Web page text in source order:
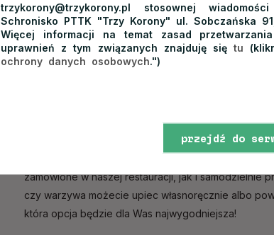
gryczaną i boczkiem.
Wiata grillowa –
Dla tych Gości naszego schroniska, którzy cenią
Przestronna, drewniana wiata, otoczona zielenią,
komfortowe warunki do wspólnego spędzania
zamówione w naszej restauracji, jak i samodzielnie
czy warzywa możecie upiec własnoręcznie albo
która opcja będzie dla Was najwygodniejsza!
trzykorony@trzykorony.pl stosownej
Schronisko PTTK "Trzy Korony" ul. Sobczańska
Więcej informacji na temat zasad
uprawnień z tym związanych znajduję się tu
ochrony danych osobowych .")
przejdź do